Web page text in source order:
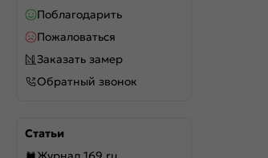
Поблагодарить
Пожаловаться
Заказать замер
Обратный звонок
Статьи